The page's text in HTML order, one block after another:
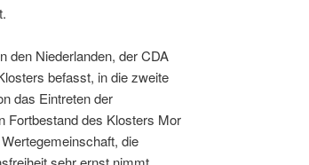
den Niederlanden, der CDA
befasst, in die zweite
das Eintreten der
Fortbestand des Klosters Mor
die